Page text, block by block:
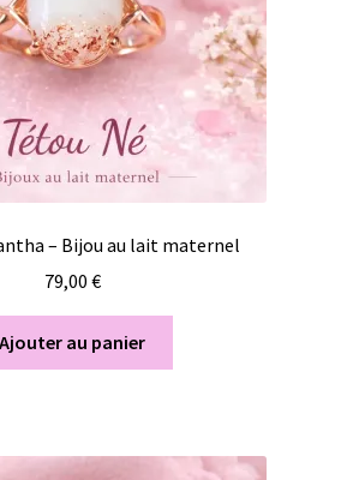
– Bijou au lait maternel
79,00 €
Ajouter au panier